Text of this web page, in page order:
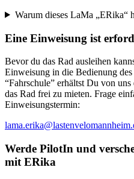
Warum dieses LaMa „ERika“
Eine Einweisung ist
Bevor du das Rad ausleihen
Einweisung in die Bedienung
“Fahrschule” erhältst Du von
das Rad frei zu mieten. Frage
Einweisungstermin:
Werde PilotIn und
mit ERika